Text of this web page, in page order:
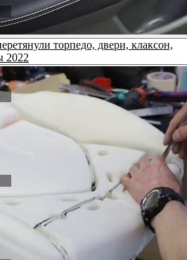
торпедо, двери, клаксон,
2022